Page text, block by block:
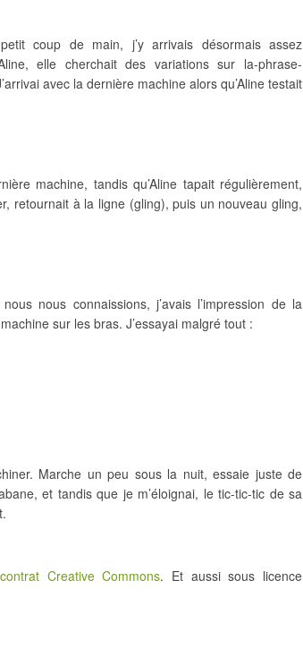
coup de main, j’y arrivais désormais assez
elle cherchait des variations sur la-phrase-
avec la dernière machine alors qu’Aline testait
machine, tandis qu’Aline tapait régulièrement,
retournait à la ligne (gling), puis un nouveau gling,
nous connaissions, j’avais l’impression de la
sur les bras. J’essayai malgré tout :
Marche un peu sous la nuit, essaie juste de
et tandis que je m’éloignai, le tic-tic-tic de sa
contrat Creative Commons. Et aussi sous licence